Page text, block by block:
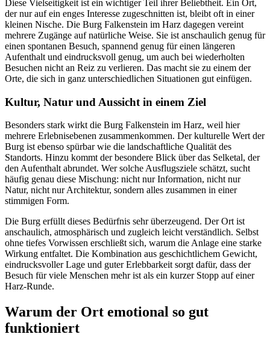
Diese Vielseitigkeit ist ein wichtiger Teil ihrer Beliebtheit. Ein Ort,
der nur auf ein enges Interesse zugeschnitten ist, bleibt oft in einer
kleinen Nische. Die Burg Falkenstein im Harz dagegen vereint
mehrere Zugänge auf natürliche Weise. Sie ist anschaulich genug für
einen spontanen Besuch, spannend genug für einen längeren
Aufenthalt und eindrucksvoll genug, um auch bei wiederholten
Besuchen nicht an Reiz zu verlieren. Das macht sie zu einem der
Orte, die sich in ganz unterschiedlichen Situationen gut einfügen.
Kultur, Natur und Aussicht in einem Ziel
Besonders stark wirkt die Burg Falkenstein im Harz, weil hier
mehrere Erlebnisebenen zusammenkommen. Der kulturelle Wert der
Burg ist ebenso spürbar wie die landschaftliche Qualität des
Standorts. Hinzu kommt der besondere Blick über das Selketal, der
den Aufenthalt abrundet. Wer solche Ausflugsziele schätzt, sucht
häufig genau diese Mischung: nicht nur Information, nicht nur
Natur, nicht nur Architektur, sondern alles zusammen in einer
stimmigen Form.
Die Burg erfüllt dieses Bedürfnis sehr überzeugend. Der Ort ist
anschaulich, atmosphärisch und zugleich leicht verständlich. Selbst
ohne tiefes Vorwissen erschließt sich, warum die Anlage eine starke
Wirkung entfaltet. Die Kombination aus geschichtlichem Gewicht,
eindrucksvoller Lage und guter Erlebbarkeit sorgt dafür, dass der
Besuch für viele Menschen mehr ist als ein kurzer Stopp auf einer
Harz-Runde.
Warum der Ort emotional so gut
funktioniert